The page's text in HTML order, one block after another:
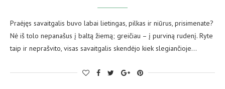
Praėjęs savaitgalis buvo labai lietingas, pilkas ir niūrus, prisimenate?
Nė iš tolo nepanašus į baltą žiemą; greičiau – į purviną rudenį. Ryte
taip ir neprašvito, visas savaitgalis skendėjo kiek slegiančioje…